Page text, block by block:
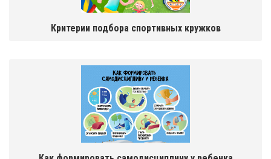
Критерии подбора спортивных кружков